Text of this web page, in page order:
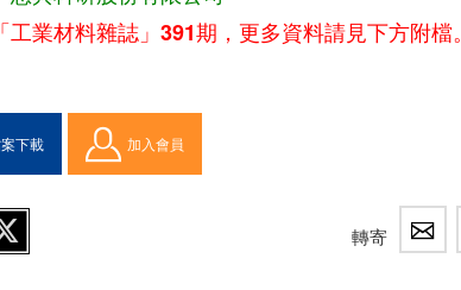
業材料雜誌」391期，更多資料請見下方附檔。
下載 加入會員
轉寄